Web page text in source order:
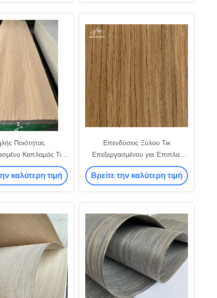
Ποιότητας
Καπλαμάς Τικ
Τικ 3347Q
καλύτερη τιμή
Επενδύσεις Ξύλου Τικ
Επεξεργασμένου για Έπιπλα,
Πάχους 0,4mm, Περιεκτικότητα
σε Υγρασία 8%±2%
Βρείτε την καλύτερη τιμή